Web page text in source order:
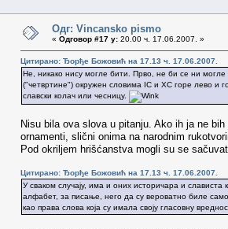
Одг: Vincansko pismo
« Одговор #17 у: 20.00 ч. 17.06.2007. »
Цитирано: Ђорђе Божовић на 17.13 ч. 17.06.2007.
Не, никако нису могле бити. Прво, не би се ни могле
("четвртине") окружен словима IС и ХС горе лево и
славски колач или чесницу.
Nisu bila ova slova u pitanju. Ako ih ja ne
ornamenti, slični onima na narodnim
Pod okriljem hrišćanstva mogli su se
Цитирано: Ђорђе Божовић на 17.13 ч. 17.06.2007.
У сваком случају, има и оних историчара и слависта
алфабет, за писање, него да су вероватно биле
као права слова која су имала своју гласовну